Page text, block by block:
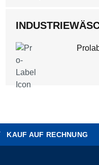
KAUF AUF RECHNUNG